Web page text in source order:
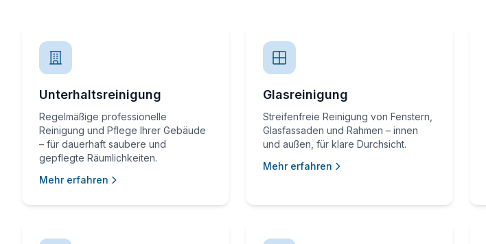
Unterhaltsreinigung
Regelmäßige professionelle
Reinigung und Pflege Ihrer Gebäude
– für dauerhaft saubere und
gepflegte Räumlichkeiten.
Mehr erfahren
Glasreinigung
Streifenfreie Reinigung von Fenstern,
Glasfassaden und Rahmen – innen
und außen, für klare Durchsicht.
Mehr erfahren